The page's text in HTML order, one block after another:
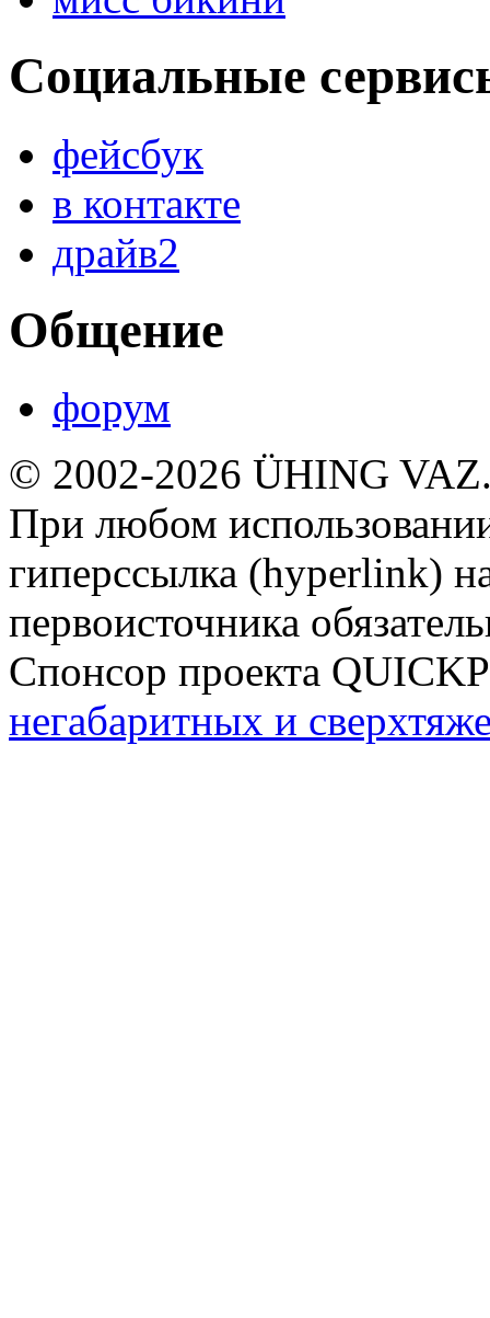
Социальные
фейсбук
в контакте
драйв2
Общение
форум
© 2002-2026 ÜHING
При любом
гиперссылка (hyperlink)
первоисточника
Спонсор проекта
негабаритных и